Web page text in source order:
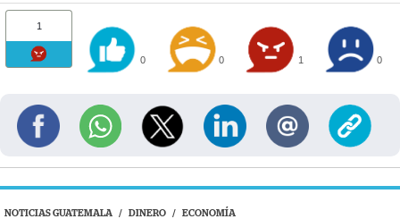
1
0 0 1 0
NOTICIAS GUATEMALA / DINERO / ECONOMÍA